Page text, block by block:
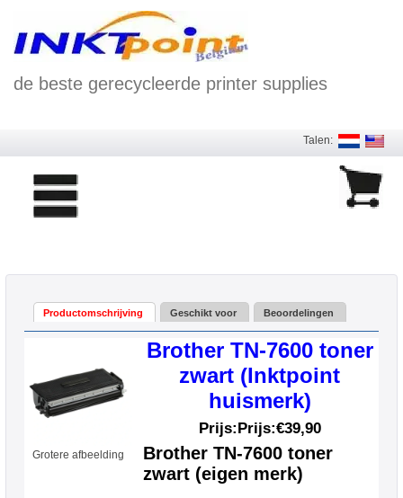
de beste gerecycleerde printer supplies
Talen:
Productomschrijving Geschikt voor Beoordelingen
Grotere afbeelding
Brother TN-7600 toner
zwart (Inktpoint
huismerk)
Prijs:Prijs:€39,90
Brother TN-7600 toner
zwart (eigen merk)